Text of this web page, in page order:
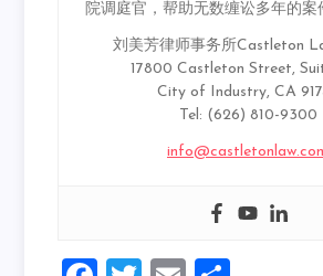
院调庭官，帮助无数缠讼多年的案
刘美芳律师事务所Castleton
17800 Castleton Street,
City of Industry, CA
Tel: (626) 810-9300